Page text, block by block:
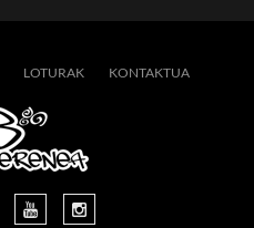
LOTURAK KONTAKTUA